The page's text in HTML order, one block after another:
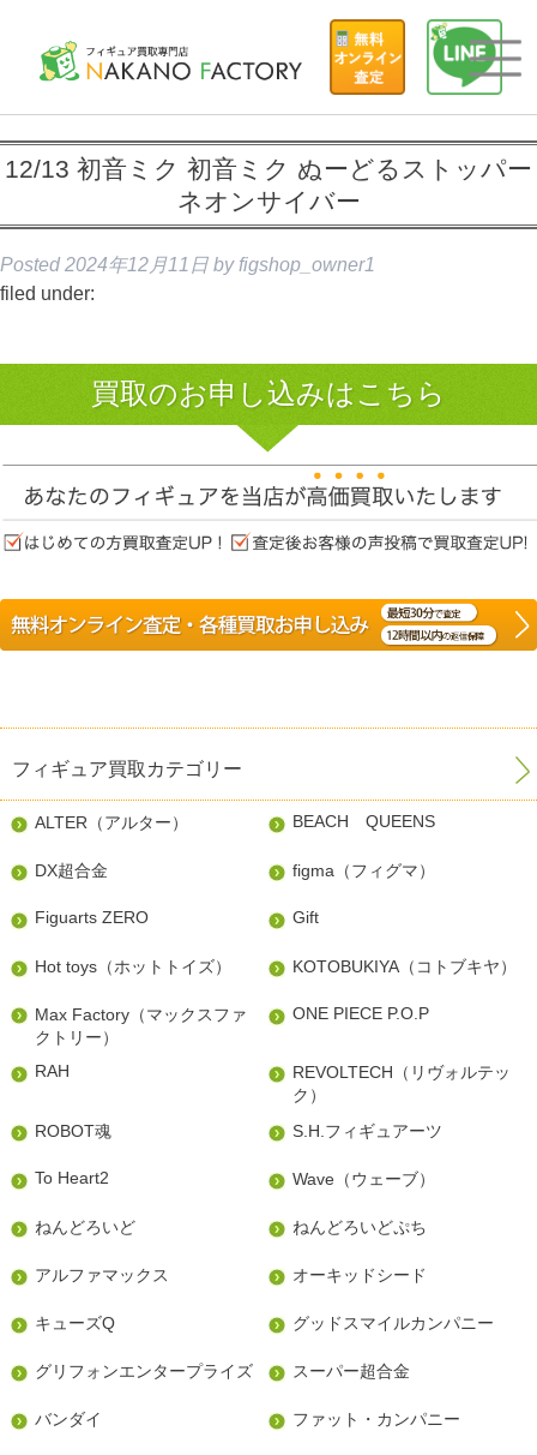
12/13 初音ミク 初音ミク ぬーどるストッパー
ネオンサイバー
Posted 2024年12月11日 by figshop_owner1
filed under:
買取のお申し込みはこちら
フィギュア買取カテゴリー
ALTER（アルター） BEACH QUEENS
DX超合金 figma（フィグマ）
Figuarts ZERO Gift
Hot toys（ホットトイズ） KOTOBUKIYA（コトブキヤ）
Max Factory（マックスファ
クトリー）
ONE PIECE P.O.P
RAH
REVOLTECH（リヴォルテッ
ク）
ROBOT魂
S.H.フィギュアーツ
To Heart2 Wave（ウェーブ）
ねんどろいど ねんどろいどぷち
アルファマックス オーキッドシード
キューズQ グッドスマイルカンパニー
グリフォンエンタープライズ スーパー超合金
バンダイ ファット・カンパニー